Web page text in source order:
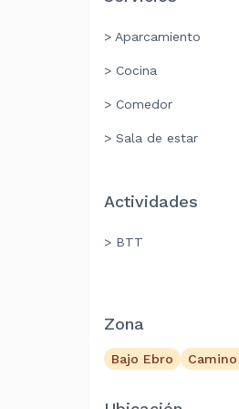
> Aparcamiento
> Cocina
> Comedor
> Sala de estar
Actividades
> BTT
Zona
Bajo Ebro